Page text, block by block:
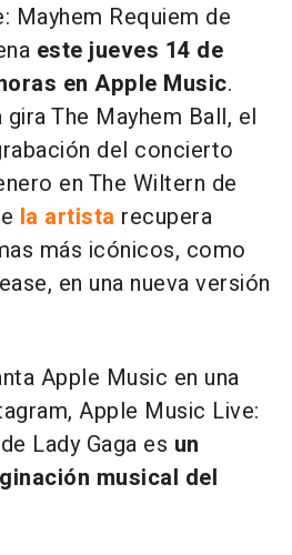
Mayhem Requiem de
este jueves 14 de
en Apple Music.
The Mayhem Ball, el
del concierto
en The Wiltern de
la artista recupera
más icónicos, como
en una nueva versión
Apple Music en una
Apple Music Live:
Lady Gaga es un
musical del